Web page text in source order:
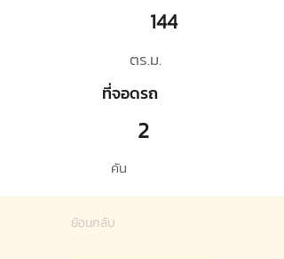
144
ตร.ม.
ที่จอดรถ
2
คัน
ย้อนกลับ